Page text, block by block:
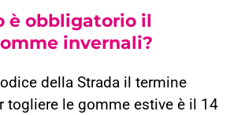
è obbligatorio il
invernali?
della Strada il termine
togliere le gomme estive è il 14